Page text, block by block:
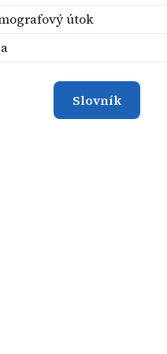
útok
Slovník